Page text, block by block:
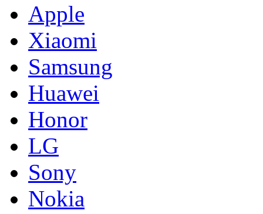
Apple
Xiaomi
Samsung
Huawei
Honor
LG
Sony
Nokia